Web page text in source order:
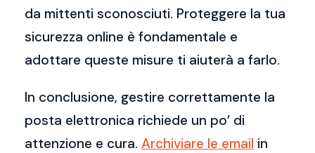
da mittenti sconosciuti. Proteggere la tua
sicurezza online è fondamentale e
adottare queste misure ti aiuterà a farlo.
In conclusione, gestire correttamente la
posta elettronica richiede un po’ di
attenzione e cura. Archiviare le email in